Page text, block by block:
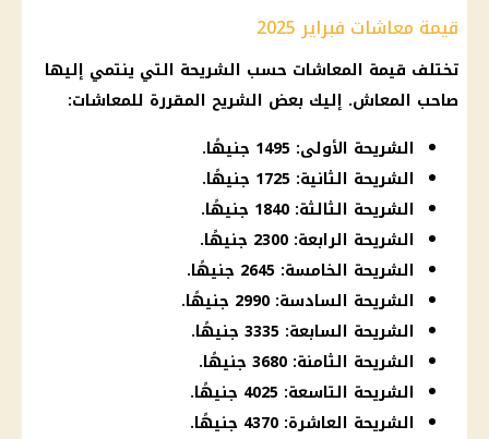
قيمة معاشات فبراير 2025
تختلف قيمة المعاشات حسب الشريحة التي ينتمي إليها
صاحب المعاش. إليك بعض الشريح المقررة للمعاشات:
الشريحة الأولى: 1495 جنيهًا.
الشريحة الثانية: 1725 جنيهًا.
الشريحة الثالثة: 1840 جنيهًا.
الشريحة الرابعة: 2300 جنيهًا.
الشريحة الخامسة: 2645 جنيهًا.
الشريحة السادسة: 2990 جنيهًا.
الشريحة السابعة: 3335 جنيهًا.
الشريحة الثامنة: 3680 جنيهًا.
الشريحة التاسعة: 4025 جنيهًا.
الشريحة العاشرة: 4370 جنيهًا.